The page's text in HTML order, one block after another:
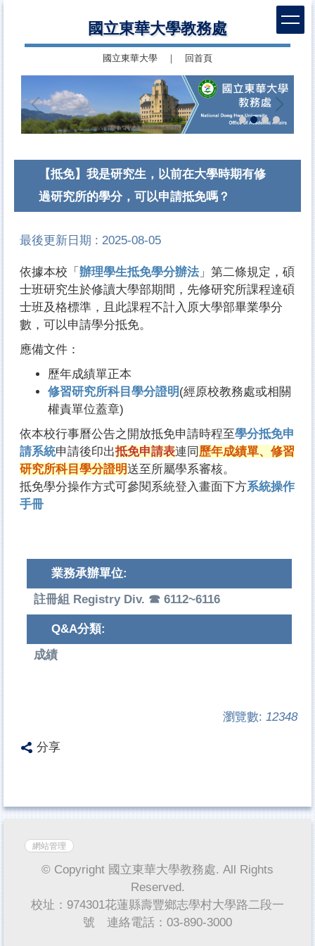
國立東華大學教務處
國立東華大學 回首頁
【抵免】我是研究生，以前在大學時期有修
過研究所的學分，可以申請抵免嗎？
最後更新日期 :2025-08-05
依據本校「辦理學生抵免學分辦法 」第二條規定，碩
士班研究生於修讀大學部期間，先修研究所課程達碩
士班及格標準，且此課程不計入原大學部畢業學分
數，可以申請學分抵免。
應備文件：
歷年成績單正本
修習研究所科目學分證明(經原校教務處或相關
權責單位蓋章)
依本校行事曆公告之開放抵免申請時程至學分抵免申
請系統申請後印出抵免申請表連同 歷年成績單、修習
研究所科目學分證明送至所屬學系審核。
抵免學分操作方式可參閱系統登入畫面下方系統操作
手冊
業務承辦單位:
註冊組 Registry Div. ☎ 6112~6116
Q&A分類:
成績
瀏覽數: 12348
分享
網站管理
© Copyright 國立東華大學教務處. All Rights
Reserved.
校址：974301花蓮縣壽豐鄉志學村大學路二段一
號 連絡電話：03-890-3000